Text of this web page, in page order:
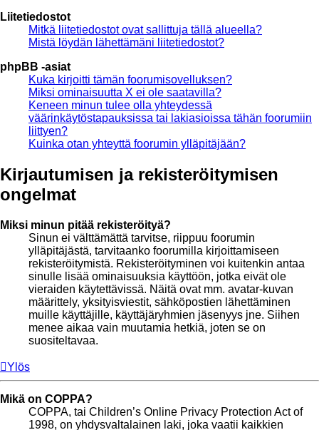
Liitetiedostot
Mitkä liitetiedostot ovat sallittuja tällä alueella?
Mistä löydän lähettämäni liitetiedostot?
phpBB -asiat
Kuka kirjoitti tämän foorumisovelluksen?
Miksi ominaisuutta X ei ole saatavilla?
Keneen minun tulee olla yhteydessä
väärinkäytöstapauksissa tai lakiasioissa tähän foorumiin
liittyen?
Kuinka otan yhteyttä foorumin ylläpitäjään?
Kirjautumisen ja rekisteröitymisen
ongelmat
Miksi minun pitää rekisteröityä?
Sinun ei välttämättä tarvitse, riippuu foorumin
ylläpitäjästä, tarvitaanko foorumilla kirjoittamiseen
rekisteröitymistä. Rekisteröityminen voi kuitenkin antaa
sinulle lisää ominaisuuksia käyttöön, jotka eivät ole
vieraiden käytettävissä. Näitä ovat mm. avatar-kuvan
määrittely, yksityisviestit, sähköpostien lähettäminen
muille käyttäjille, käyttäjäryhmien jäsenyys jne. Siihen
menee aikaa vain muutamia hetkiä, joten se on
suositeltavaa.
Ylös
Mikä on COPPA?
COPPA, tai Children’s Online Privacy Protection Act of
1998, on yhdysvaltalainen laki, joka vaatii kaikkien